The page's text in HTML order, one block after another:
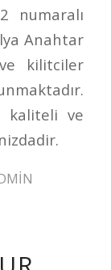
numaralı
Anahtar
kilitciler
kaliteli ve